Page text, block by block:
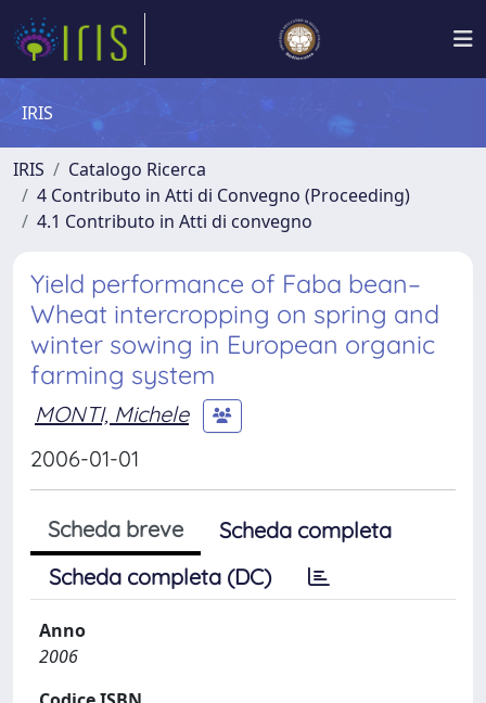
IRIS
IRIS
Catalogo Ricerca
4 Contributo in Atti di Convegno (Proceeding)
4.1 Contributo in Atti di convegno
Yield performance of Faba bean–
Wheat intercropping on spring and
winter sowing in European organic
farming system
MONTI, Michele
2006-01-01
Scheda breve
Scheda completa
Scheda completa (DC)
Anno
2006